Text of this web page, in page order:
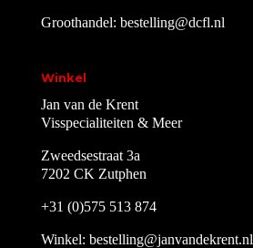
Groothandel: bestelling@dcfl.nl
Winkel
Jan van de Krent
Visspecialiteiten & Meer
Zweedsestraat 3a
7202 CK Zutphen
+31 (0)575 513 874
Winkel: bestelling@janvandekrent.nl